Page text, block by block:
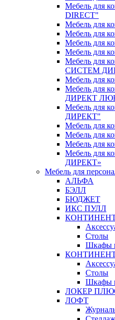
Мебель для
DIRECT"
Мебель для
Мебель для
Мебель для
Мебель для
Мебель для
СИСТЕМ
Мебель для
Мебель для
ДИРЕКТ
Мебель для
ДИРЕКТ"
Мебель для
Мебель для
Мебель для
Мебель для
ДИРЕКТ»
Мебель для
АЛЬФА
БЭЛЛ
БЮДЖЕТ
ИКС ПУЛЛ
Столы
Шкафы
Столы
Шкафы
ЛОКЕР
ЛОФТ